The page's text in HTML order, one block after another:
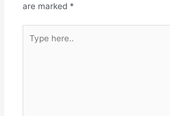
are marked *